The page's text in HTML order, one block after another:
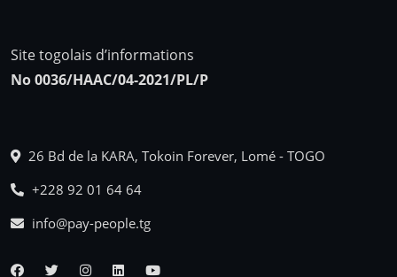
Site togolais d’informations
No 0036/HAAC/04-2021/PL/P
26 Bd de la KARA, Tokoin Forever, Lomé - TOGO
+228 92 01 64 64
info@pay-people.tg